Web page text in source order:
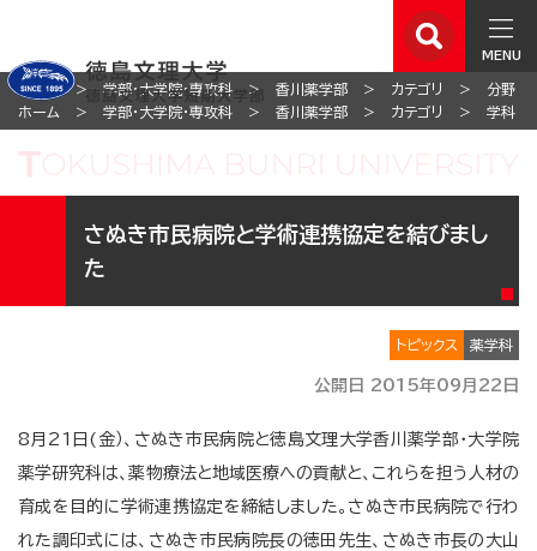
MENU
ホーム 学部・大学院・専攻科 香川薬学部 カテゴリ
分野
ホーム
学部・大学院・専攻科 香川薬学部 カテゴリ 学科
さぬき市民病院と学術連携協定を結びまし
た
トピックス 薬学科
公開日 2015年09月22日
8月21日(金）、さぬき市民病院と徳島文理大学香川薬学部・大学院
薬学研究科は、薬物療法と地域医療への貢献と、これらを担う人材の
育成を目的に学術連携協定を締結しました。 さぬき市民病院で行わ
れた調印式には、さぬき市民病院長の徳田先生、さぬき市長の大山